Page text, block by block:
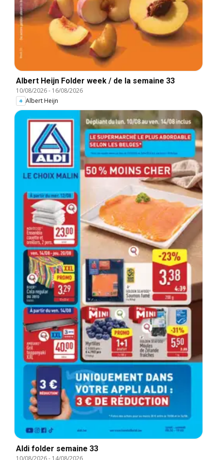
Albert Heijn Folder week / de la semaine 33
10/08/2026- 16/08/2026
Albert Heijn
Aldi folder semaine 33